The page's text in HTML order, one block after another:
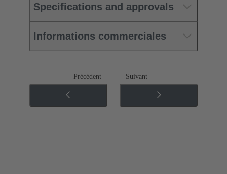
Specifications and approvals
Informations commerciales
Précédent Suivant